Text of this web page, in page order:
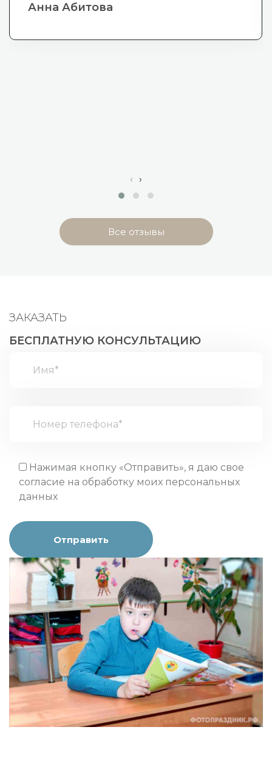
Анна Абитова
‹ ›
Все отзывы
ЗАКАЗАТЬ
БЕСПЛАТНУЮ КОНСУЛЬТАЦИЮ
Нажимая кнопку «Отправить», я даю свое
согласие на обработку моих персональных
данных